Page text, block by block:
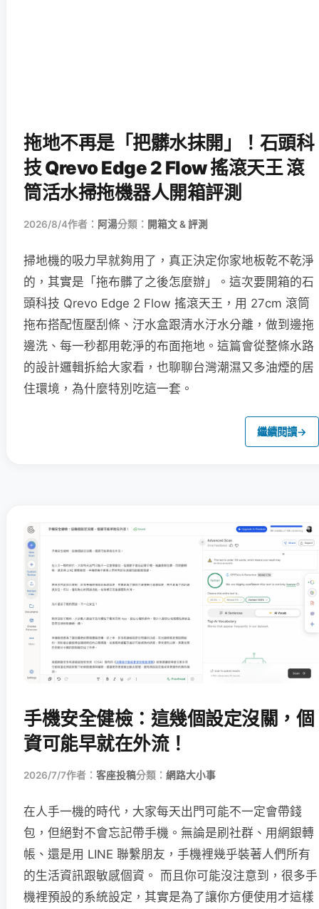
拖地不再是「把髒水抹開」！石頭科
技 Qrevo Edge 2 Flow 搖滾天王 滾
筒活水掃拖機器人開箱評測
2026/8/4作者： 阿湯分類： 開箱文 & 評測
掃地機的吸力早就夠用了，真正決定你家地板乾不乾淨
的，其實是「拖布髒了之後怎麼辦」。這次要開箱的石
頭科技 Qrevo Edge 2 Flow 搖滾天王，用 27cm 滾筒
拖布搭配恆壓刮條、汙水盒跟清水汙水分離，做到邊拖
邊洗、每一秒都用乾淨的布面拖地。這篇會從整條水路
的設計邏輯拆給大家看，也聊聊台灣潮濕又多油煙的居
住環境，為什麼特別吃這一套。
繼續閱讀→
手機安全健檢：這幾個設定沒關，個
資可能早就在外流！
2026/7/7作者： 客座投稿分類： 網路大小事
在人手一機的時代，大家每天出門可能不一定會帶錢
包，但絕對不會忘記帶手機。無論是刷社群、用網銀轉
帳、還是用 LINE 聯繫朋友，手機裡幾乎裝著人們所有
的生活資訊跟敏感個資。 而且你可能沒注意到，很多手
機裡預設的系統設定，其實是為了讓你方便使用才這樣